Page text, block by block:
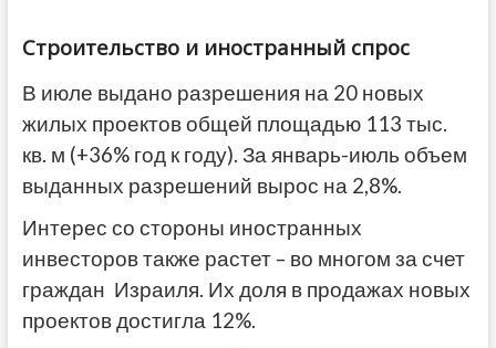
Строительство и иностранный спрос
В июле выдано разрешения на 20 новых
жилых проектов общей площадью 113 тыс.
кв. м (+36% год к году). За январь-июль объем
выданных разрешений вырос на 2,8%.
Интерес со стороны иностранных
инвесторов также растет – во многом за счет
граждан Израиля. Их доля в продажах новых
проектов достигла 12%.